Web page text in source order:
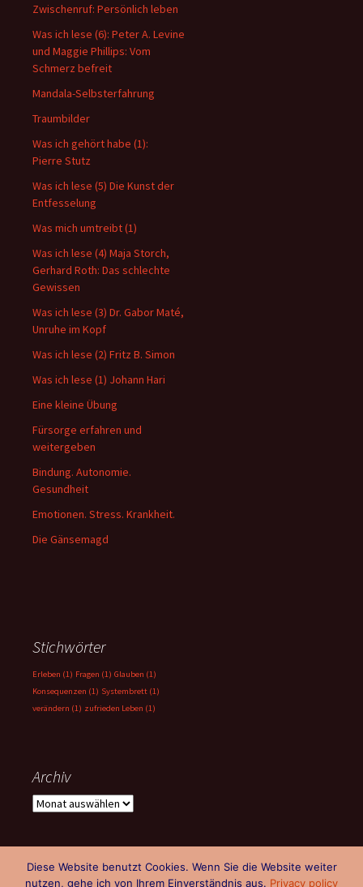
Zwischenruf: Persönlich leben
Was ich lese (6): Peter A. Levine
und Maggie Phillips: Vom
Schmerz befreit
Mandala-Selbsterfahrung
Traumbilder
Was ich gehört habe (1):
Pierre Stutz
Was ich lese (5) Die Kunst der
Entfesselung
Was mich umtreibt (1)
Was ich lese (4) Maja Storch,
Gerhard Roth: Das schlechte
Gewissen
Was ich lese (3) Dr. Gabor Maté,
Unruhe im Kopf
Was ich lese (2) Fritz B. Simon
Was ich lese (1) Johann Hari
Eine kleine Übung
Fürsorge erfahren und
weitergeben
Bindung. Autonomie.
Gesundheit
Emotionen. Stress. Krankheit.
Die Gänsemagd
Stichwörter
Erleben (1) Fragen (1) Glauben (1)
Konsequenzen (1) Systembrett (1)
verändern (1) zufrieden Leben (1)
Archiv
Archiv
Diese Website benutzt Cookies. Wenn Sie die Website weiter
nutzen, gehe ich von Ihrem Einverständnis aus. Privacy policy